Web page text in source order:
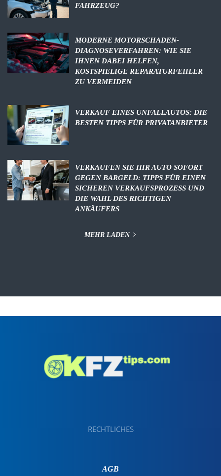
FAHRZEUG?
MODERNE MOTORSCHADEN-
DIAGNOSEVERFAHREN: WIE SIE
IHNEN DABEI HELFEN,
KOSTSPIELIGE REPARATURFEHLER
ZU VERMEIDEN
VERKAUF EINES UNFALLAUTOS: DIE
BESTEN TIPPS FÜR PRIVATANBIETER
VERKAUFEN SIE IHR AUTO SOFORT
GEGEN BARGELD: TIPPS FÜR EINEN
SICHEREN VERKAUFSPROZESS UND
DIE WAHL DES RICHTIGEN
ANKÄUFERS
MEHR LADEN
RECHTLICHES
AGB